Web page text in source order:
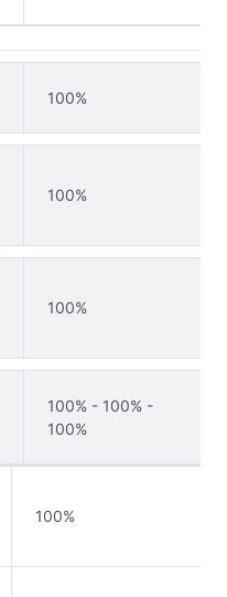
100%
100%
100%
100% - 100% -
100%
100%